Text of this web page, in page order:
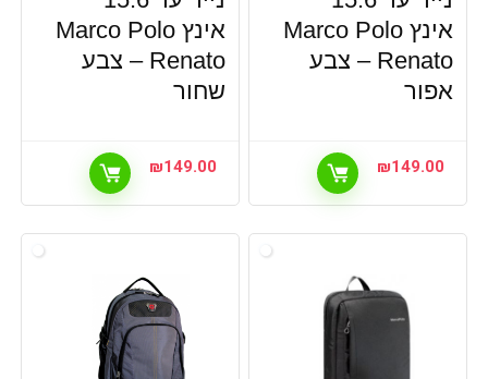
אינץ Marco Polo
Renato – צבע
אפור
₪149.00
אינץ Marco Polo
Renato – צבע
שחור
₪149.00